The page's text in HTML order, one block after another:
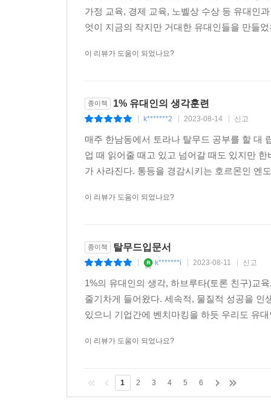
가정 교육, 경제 교육, 노벨상 수상 등 유대인
엇이 지금의 작지만 거대한 유대인들을 만들
이 리뷰가 도움이 되었나요?
종이책 1% 유대인의 생각훈련
k*******2 2023-08-14 신고
매주 한남동에서 토라나 탈무드 공부를 할 대
업 때 읽어줄 때고 있고 넘어갈 때도 있지만
가 사라진다. 통등을 경감시키는 호르몬인 엔
이 리뷰가 도움이 되었나요?
종이책 탈무드입문서
k*******i 2023-08-11 신고
1%의 유대인의 생각, 하브루타(토론 친구)교
줄기차게 들어왔다. 세속적, 물질적 성공을
있으니 기업간에 벤치마킹을 하듯 우리도 유
이 리뷰가 도움이 되었나요?
1 2 3 4 5 6